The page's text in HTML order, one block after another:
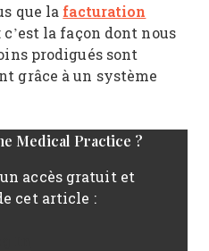
que la facturation
: c’est la façon dont nous
prodigués sont
grâce à un système
Medical Practice ?
accès gratuit et
cet article :